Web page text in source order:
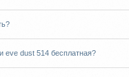
eve dust 514 бесплатная?